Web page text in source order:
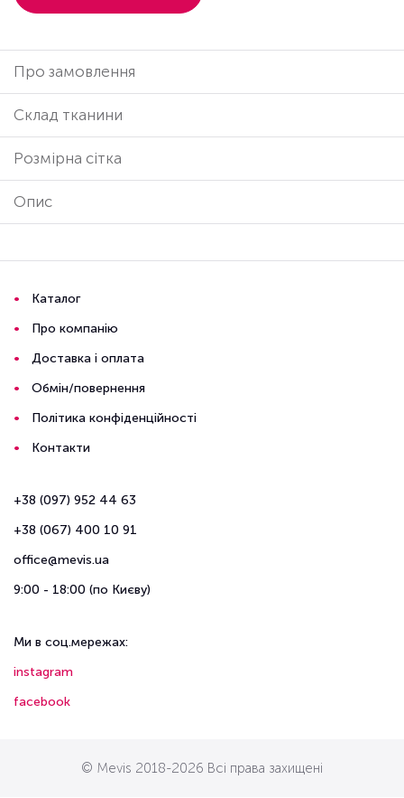
Про замовлення
Cклад тканини
Розмірна сітка
Опис
Каталог
Про компанію
Доставка і оплата
Обмін/повернення
Політика конфіденційності
Контакти
+38 (097) 952 44 63
+38 (067) 400 10 91
office@mevis.ua
9:00 - 18:00 (по Києву)
Ми в соц.мережах:
instagram
facebook
© Mevis 2018-2026 Всі права захищені